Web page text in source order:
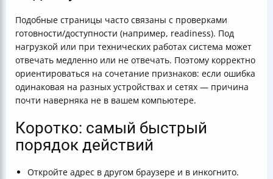
Подобные страницы часто связаны с проверками
готовности/доступности (например, readiness). Под
нагрузкой или при технических работах система может
отвечать медленно или не отвечать. Поэтому корректно
ориентироваться на сочетание признаков: если ошибка
одинаковая на разных устройствах и сетях — причина
почти наверняка не в вашем компьютере.
Коротко: самый быстрый
порядок действий
Откройте адрес в другом браузере и в инкогнито.